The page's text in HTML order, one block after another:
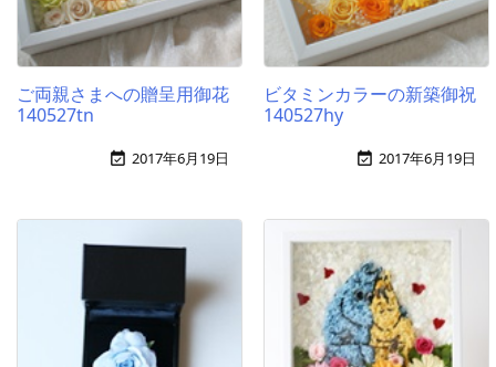
ご両親さまへの贈呈用御花
140527tn
 2017年6月19日
ビタミンカラーの新築御祝
140527hy
 2017年6月19日